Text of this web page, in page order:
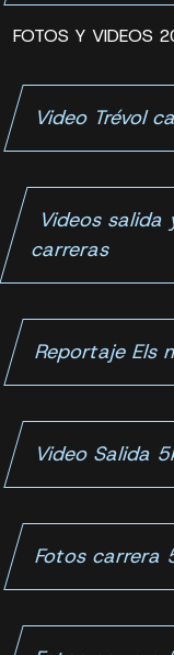
FOTOS Y VIDEOS
Video Trévol
Videos
carreras
Reportaje Els
Video Salida
Fotos carrera